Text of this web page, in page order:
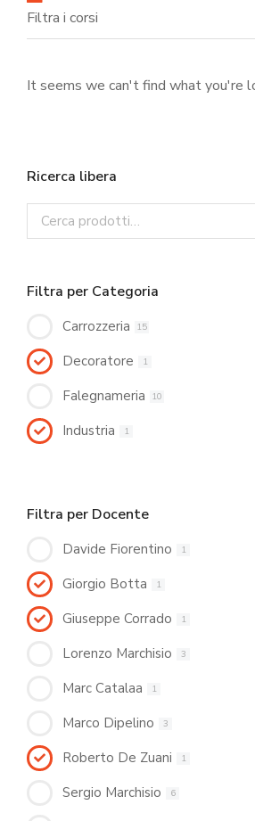
Filtra i corsi
It seems we can't find what you're
Ricerca libera
Filtra per Categoria
Carrozzeria 15
Decoratore 1
Falegnameria 10
Industria 1
Filtra per Docente
Davide Fiorentino 1
Giorgio Botta 1
Giuseppe Corrado 1
Lorenzo Marchisio 3
Marc Catalaa 1
Marco Dipelino 3
Roberto De Zuani 1
Sergio Marchisio 6